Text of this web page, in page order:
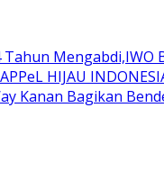
Tahun Mengabdi,IWO
HIJAU
Kanan Bagikan